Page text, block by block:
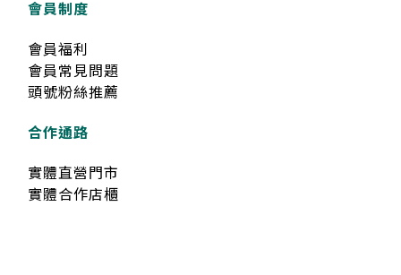
會員制度
會員福利
會員常見問題
頭號粉絲推薦
合作通路
實體直營門市
實體合作店櫃